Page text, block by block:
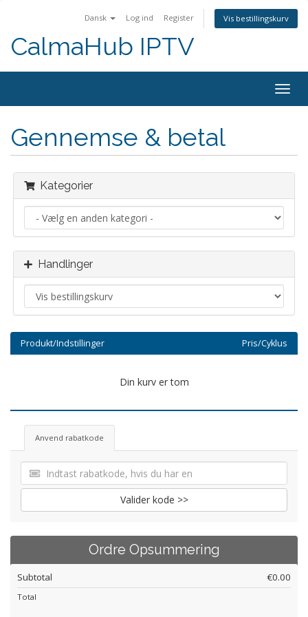
Dansk Log ind Register Vis bestillingskurv
CalmaHub IPTV
Gennemse & betal
Kategorier
Handlinger
Produkt/Indstillinger Pris/Cyklus
Din kurv er tom
Anvend rabatkode
Valider kode >>
Ordre Opsummering
Subtotal €0.00
Total